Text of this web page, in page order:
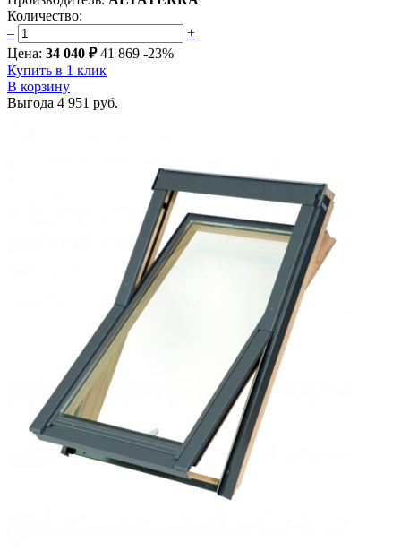
Количество:
–
+
Цена: 34 040 ₽ 41 869 -23%
Купить в 1 клик
В корзину
Выгода 4 951 руб.